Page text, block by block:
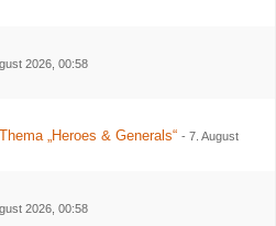
2026, 00:58
Thema „Heroes & Generals“ - 7. August
2026, 00:58